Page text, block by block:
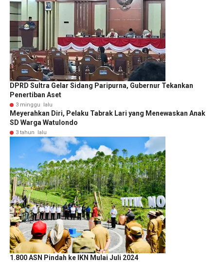
DPRD Sultra Gelar Sidang Paripurna, Gubernur Tekankan
Penertiban Aset
3 minggu lalu
Meyerahkan Diri, Pelaku Tabrak Lari yang Menewaskan Anak
SD Warga Watulondo
3 tahun lalu
1.800 ASN Pindah ke IKN Mulai Juli 2024